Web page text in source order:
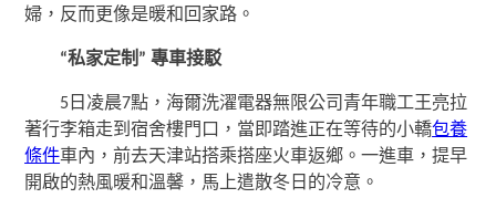
婦，反而更像是暖和回家路。
“私家定制” 專車接駁
5日凌晨7點，海爾洗濯電器無限公司青年職工王亮拉
著行李箱走到宿舍樓門口，當即踏進正在等待的小轎包養
條件車內，前去天津站搭乘搭座火車返鄉。一進車，提早
開啟的熱風暖和溫馨，馬上遣散冬日的冷意。